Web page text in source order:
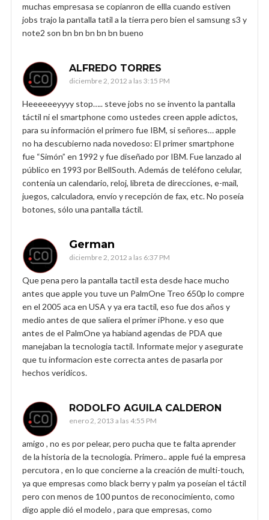
muchas empresasa se copianron de ellla cuando estiven
jobs trajo la pantalla tatil a la tierra pero bien el samsung s3 y
note2 son bn bn bn bn bn bueno
ALFREDO TORRES
diciembre 2, 2012 a las 3:15 PM
Heeeeeeyyyy stop….. steve jobs no se invento la pantalla
táctil ni el smartphone como ustedes creen apple adictos,
para su información el primero fue IBM, si señores… apple
no ha descubierno nada novedoso: El primer smartphone
fue “Simón” en 1992 y fue diseñado por IBM. Fue lanzado al
público en 1993 por BellSouth. Además de teléfono celular,
contenía un calendario, reloj, libreta de direcciones, e-mail,
juegos, calculadora, envío y recepción de fax, etc. No poseía
botones, sólo una pantalla táctil.
German
diciembre 2, 2012 a las 6:37 PM
Que pena pero la pantalla tactil esta desde hace mucho
antes que apple you tuve un PalmOne Treo 650p lo compre
en el 2005 aca en USA y ya era tactil, eso fue dos años y
medio antes de que saliera el primer iPhone. y eso que
antes de el PalmOne ya habiand agendas de PDA que
manejaban la tecnologia tactil. Informate mejor y asegurate
que tu informacion este correcta antes de pasarla por
hechos veridicos.
RODOLFO AGUILA CALDERON
enero 2, 2013 a las 4:55 PM
amigo , no es por pelear, pero pucha que te falta aprender
de la historia de la tecnología. Primero.. apple fué la empresa
percutora , en lo que concierne a la creación de multi-touch,
ya que empresas como black berry y palm ya poseían el táctil
pero con menos de 100 puntos de reconocimiento, como
digo apple dió el modelo , para que empresas, como